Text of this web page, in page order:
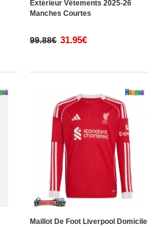
Extérieur Vêtements 2025-26
Manches Courtes
99.88€ 31.95€
Maillot De Foot Liverpool Domicile